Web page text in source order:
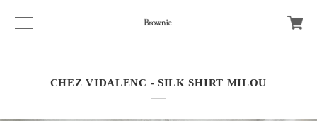
CHEZ VIDALENC - SILK SHIRT MILOU